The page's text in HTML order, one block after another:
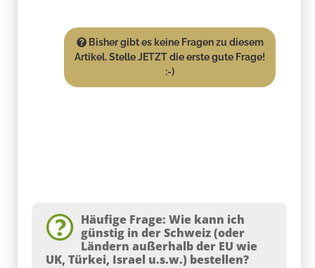
Bisher gibt es keine Fragen zu diesem
Artikel. Stelle JETZT die erste gute Frage!
:-)
Häufige Frage: Wie kann ich
günstig in der Schweiz (oder
Ländern außerhalb der EU wie
UK, Türkei, Israel u.s.w.) bestellen?